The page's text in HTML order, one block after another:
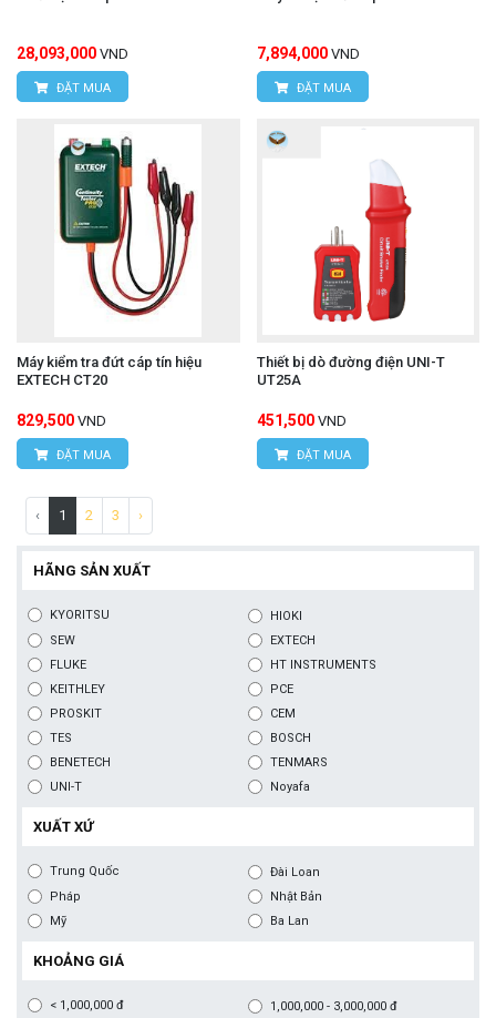
28,093,000 VND
ĐẶT MUA
7,894,000 VND
ĐẶT MUA
Máy kiểm tra đứt cáp tín hiệu
EXTECH CT20
829,500 VND
ĐẶT MUA
Thiết bị dò đường điện UNI-T
UT25A
451,500 VND
ĐẶT MUA
‹ 1 2 3 ›
HÃNG SẢN XUẤT
KYORITSU
HIOKI
SEW
EXTECH
FLUKE
HT INSTRUMENTS
KEITHLEY
PCE
PROSKIT
CEM
TES
BOSCH
BENETECH
TENMARS
UNI-T
Noyafa
XUẤT XỨ
Trung Quốc
Đài Loan
Pháp
Nhật Bản
Mỹ
Ba Lan
KHOẢNG GIÁ
< 1,000,000 đ
1,000,000 - 3,000,000 đ